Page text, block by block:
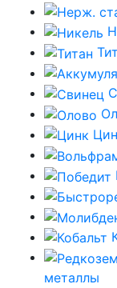
металлы